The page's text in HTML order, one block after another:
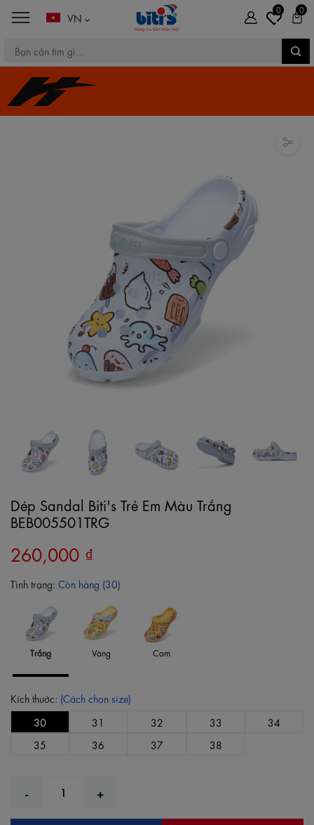
VN
0 0
Dép Sandal Biti's Trẻ Em Màu Trắng
BEB005501TRG
260,000 ₫
Tình trạng: Còn hàng (30)
Vàng
Trắng Cam
Kích thước: (Cách chọn size)
30
31 32 33
34
35
36 37 38